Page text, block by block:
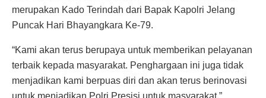
merupakan Kado Terindah dari Bapak Kapolri Jelang
Puncak Hari Bhayangkara Ke-79.
“Kami akan terus berupaya untuk memberikan pelayanan
terbaik kepada masyarakat. Penghargaan ini juga tidak
menjadikan kami berpuas diri dan akan terus berinovasi
untuk menjadikan Polri Presisi untuk masyarakat,”